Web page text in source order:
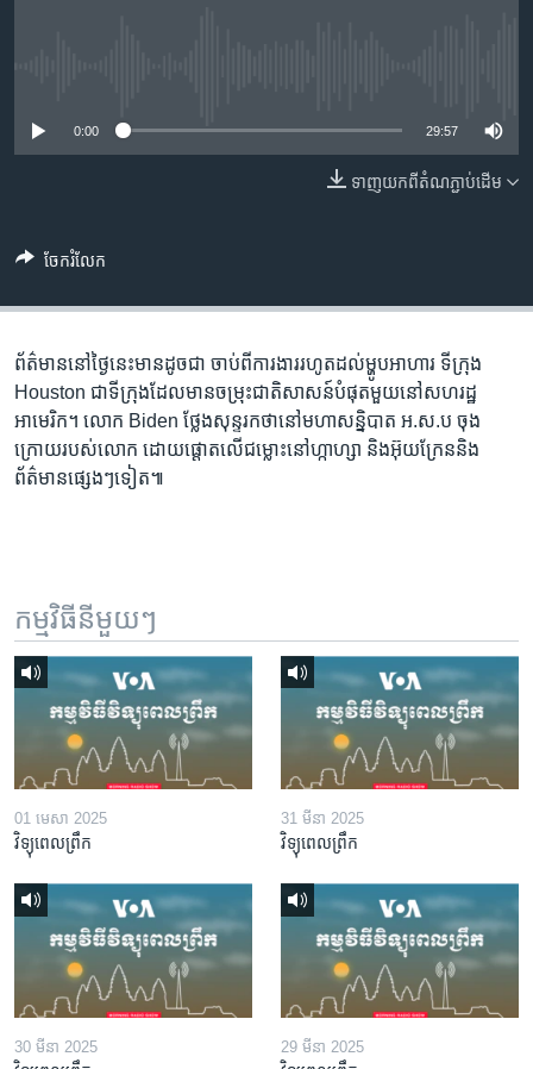
ចូល​
ស្វែង​
បណ្តាញ​សង្គម
ភាសា
0:00 29:57
ទាញ​យក​ពី​តំណភ្ជាប់​ដើម
ចែករំលែក
ព័ត៌មាន​នៅ​ថ្ងៃ​នេះ​មាន​ដូចជា​​ ចាប់ពី​ការងារ​រហូត​ដល់​ម្ហូប​អាហារ ទីក្រុង
Houston ជា​ទីក្រុង​ដែល​មាន​ចម្រុះ​ជាតិ​សាសន៍​បំផុត​មួយ​នៅ​សហរដ្ឋ​
អាមេរិក។ លោក Biden ថ្លែង​សុន្ទរកថានៅ​មហា​សន្និបាត អ.ស.ប ​​ចុង
ក្រោយ​របស់លោក ដោយ​ផ្តោត​លើ​ជម្លោះ​នៅ​ហ្កាហ្សា និង​អ៊ុយក្រែននិង​
ព័ត៌មាន​ផ្សេងៗ​ទៀត៕
កម្មវិធី​នីមួយៗ
01 មេសា 2025
វិទ្យុពេលព្រឹក
31 មីនា 2025
វិទ្យុពេលព្រឹក
30 មីនា 2025 29 មីនា 2025